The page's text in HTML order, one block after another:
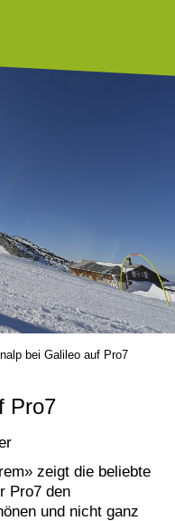
bei Galileo auf Pro7
Pro7
zeigt die beliebte
Pro7 den
und nicht ganz